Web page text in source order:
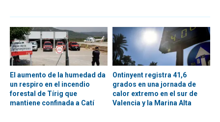
El aumento de la humedad da
un respiro en el incendio
forestal de Tírig que
mantiene confinada a Catí
Ontinyent registra 41,6
grados en una jornada de
calor extremo en el sur de
Valencia y la Marina Alta